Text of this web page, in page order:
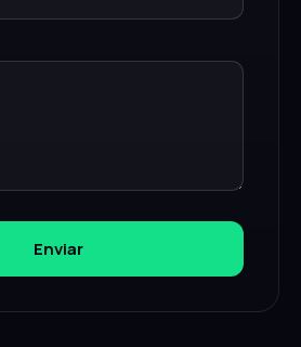
Enviar